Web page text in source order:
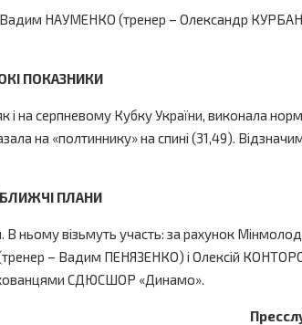
НАУМЕНКО (тренер – Олександр
ПОКАЗНИКИ
серпневому Кубку України, виконала
на «полтиннику» на спині (31,49).
ПЛАНИ
В ньому візьмуть участь: за рахунок
– Вадим ПЕНЯЗЕНКО) і Олексій
СДЮСШОР «Динамо».